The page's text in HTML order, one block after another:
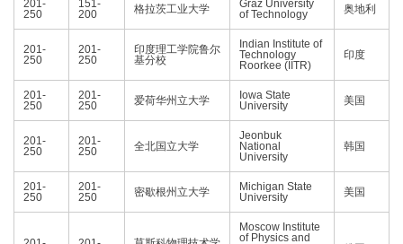
201-
250
151-
200
格拉茨工业大学
Graz University
of Technology
奥地利
201-
250
201-
250
印度理工学院鲁尔
基分校
Indian Institute of
Technology
Roorkee (IITR)
印度
201-
250
201-
250
爱荷华州立大学
Iowa State
University
美国
201-
250
201-
250
全北国立大学
Jeonbuk
National
University
韩国
201-
250
201-
250
密歇根州立大学
Michigan State
University
美国
Moscow Institute
of Physics and